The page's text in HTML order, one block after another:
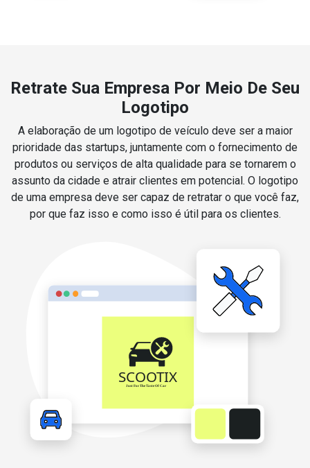
Retrate Sua Empresa Por Meio De Seu
Logotipo
A elaboração de um logotipo de veículo deve ser a maior
prioridade das startups, juntamente com o fornecimento de
produtos ou serviços de alta qualidade para se tornarem o
assunto da cidade e atrair clientes em potencial. O logotipo
de uma empresa deve ser capaz de retratar o que você faz,
por que faz isso e como isso é útil para os clientes.